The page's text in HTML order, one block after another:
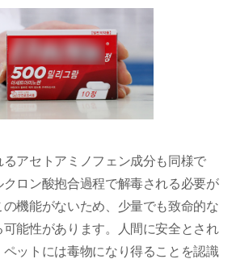
るアセトアミノフェン成分も同様で
ロン酸抱合過程で解毒される必要が
機能がないため、少量でも致命的な
能性があります。人間に安全とされ
ペットには毒物になり得ることを認識